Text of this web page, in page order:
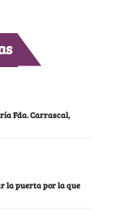
Fda. Carrascal,
la puerta por la que